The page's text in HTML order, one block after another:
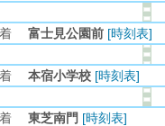
富士見公園前 [時刻表]
本宿小学校 [時刻表]
東芝南門 [時刻表]